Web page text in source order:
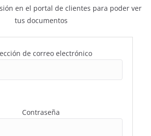
en el portal de clientes para poder ver
tus documentos
de correo electrónico
Contraseña